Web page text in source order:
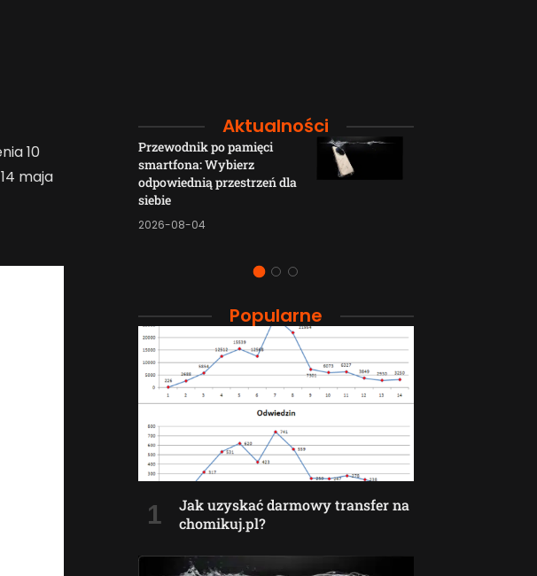
10
maja
Aktualności
Przewodnik po pamięci
smartfona: Wybierz
odpowiednią przestrzeń dla
siebie
2026-08-04
Popularne
Jak uzyskać darmowy transfer na
chomikuj.pl?